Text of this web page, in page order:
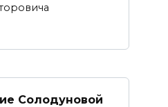
Солодуновой